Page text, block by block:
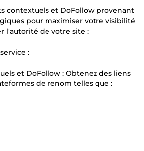
contextuels et DoFollow provenant
pour maximiser votre visibilité
l'autorité de votre site :
:
et DoFollow : Obtenez des liens
de renom telles que :